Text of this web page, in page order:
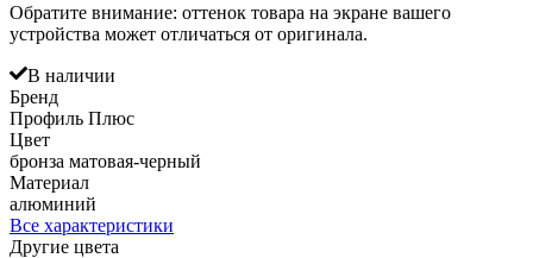
Обратите внимание: оттенок товара на экране вашего
устройства может отличаться от оригинала.
В наличии
Бренд
Профиль Плюс
Цвет
бронза матовая-черный
Материал
алюминий
Все характеристики
Другие цвета